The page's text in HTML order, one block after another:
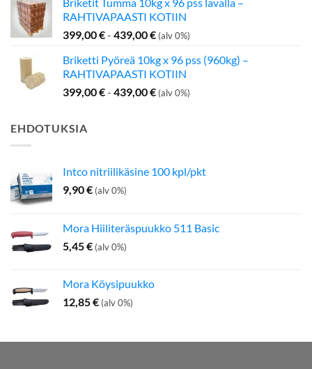
oli:
199,00 €.
on:
142,50 €.
RAHTIVAPAASTI KOTIIN
399,00€- 439,00€ (alv 0%)
Briketti Pyöreä 10kg x 96 pss (960kg) –
RAHTIVAPAASTI KOTIIN
399,00€- 439,00€ (alv 0%)
EHDOTUKSIA
Intco nitriilikäsine 100 kpl/pkt
9,90€ (alv 0%)
Mora Hiiliteräspuukko 511 Basic
5,45€ (alv 0%)
Mora Köysipuukko
12,85€ (alv 0%)